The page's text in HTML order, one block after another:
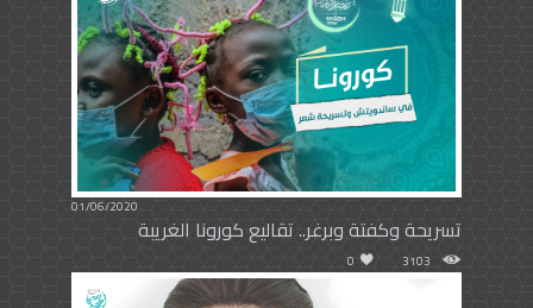
01/06/2020
تسريحة وكفتة وبرغر.. تقاليع كورونا الغريبة
3103
0